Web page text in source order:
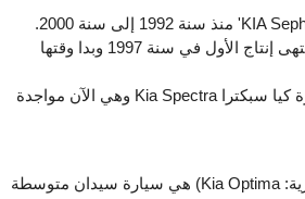
انتجت سيارة كيا سيفيا KIA Sephia' منذ سنة 1992 إلى سنة 2000.
وقد صنعت ضمن جيلين. انتهى إنتاج الأول في سنة 1997 وبدا وقتها
استبدلت سنة 2000 بسيارة كيا سبكترا Kia Spectra وهي الآن مواجدة
سيارة كيا اوبتيما (بالإنجليزية: Kia Optima) هي سيارة سيدان متوسطة